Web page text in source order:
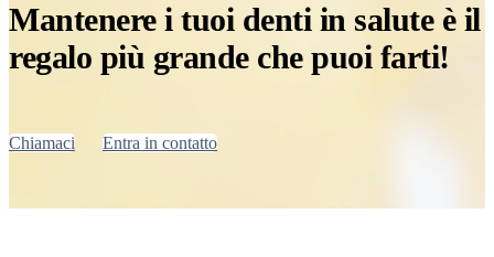
Mantenere i tuoi denti in salute è il
regalo più grande che puoi farti!
Chiamaci Entra in contatto